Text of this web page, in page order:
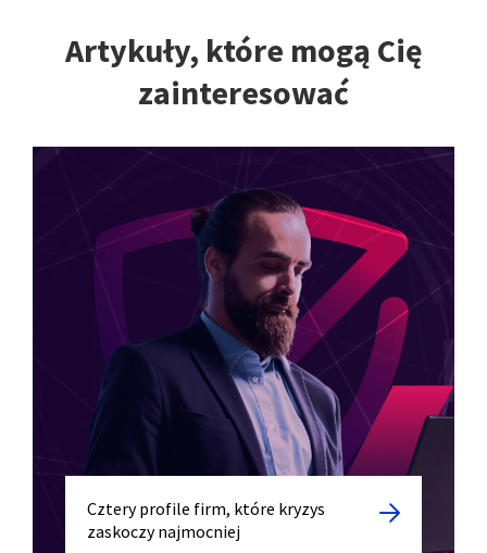
Artykuły, które mogą Cię
zainteresować
Cztery profile firm, które kryzys
zaskoczy najmocniej